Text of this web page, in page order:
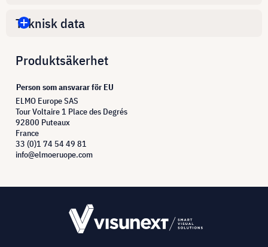
Teknisk data
Produktsäkerhet
Person som ansvarar för EU
ELMO Europe SAS
Tour Voltaire 1 Place des Degrés
92800 Puteaux
France
33 (0)1 74 54 49 81
info@elmoeruope.com